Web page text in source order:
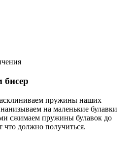
пружины наших
на маленькие булавки
сжимаем пружины булавок до
что должно получиться.